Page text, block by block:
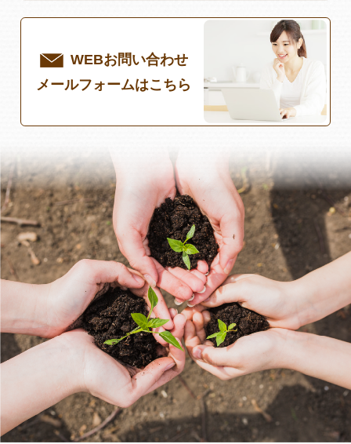
WEBお問い合わせ
メールフォームはこちら